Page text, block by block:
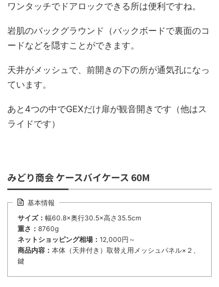
ワンタッチでドアロックできる所は便利ですね。
岩肌のバックグラウンド（バックボードで裏面のコ
ードなどを隠すことができます。
天井がメッシュで、前開きの下の所が通気孔になっ
ています。
あと4つの中でGEXだけ扉が観音開きです（他はス
ライドです）
みどり商会 ケースバイケース 60M
基本情報
サイズ： 幅60.8×奥行30.5×高さ35.5cm
重さ： 8760g
ネットショッピング相場： 12,000円～
商品内容： 本体（天井付き）取替え用メッシュパネル×２、
鍵